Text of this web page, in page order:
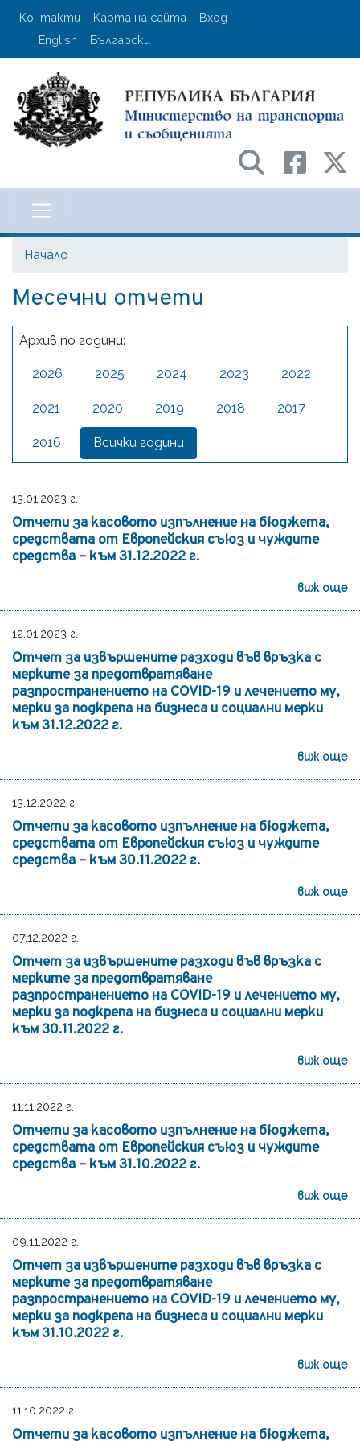
Премини
User account menu
Контакти Карта на сайта
Вход
English
Български
на транспорта
Начало
Месечни отчети
Архив по години:
2026 2025 2024 2023 2022
2021 2020 2019 2018 2017
2016 Всички години
13.01.2023 г.
Отчети за касовото изпълнение на бюджета,
средствата от Европейския съюз и чуждите
средства – към 31.12.2022 г.
виж още
12.01.2023 г.
Отчет за извършените разходи във връзка с
мерките за предотвратяване
разпространението на COVID-19 и лечението му,
мерки за подкрепа на бизнеса и социални мерки
към 31.12.2022 г.
виж още
13.12.2022 г.
Отчети за касовото изпълнение на бюджета,
средствата от Европейския съюз и чуждите
средства – към 30.11.2022 г.
виж още
07.12.2022 г.
Отчет за извършените разходи във връзка с
мерките за предотвратяване
разпространението на COVID-19 и лечението му,
мерки за подкрепа на бизнеса и социални мерки
към 30.11.2022 г.
виж още
11.11.2022 г.
Отчети за касовото изпълнение на бюджета,
средствата от Европейския съюз и чуждите
средства – към 31.10.2022 г.
виж още
09.11.2022 г.
Отчет за извършените разходи във връзка с
мерките за предотвратяване
разпространението на COVID-19 и лечението му,
мерки за подкрепа на бизнеса и социални мерки
към 31.10.2022 г.
виж още
11.10.2022 г.
Отчети за касовото изпълнение на бюджета,